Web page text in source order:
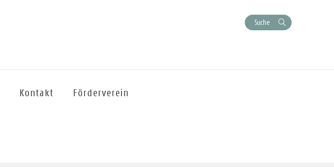
Suche
Kontakt Förderverein